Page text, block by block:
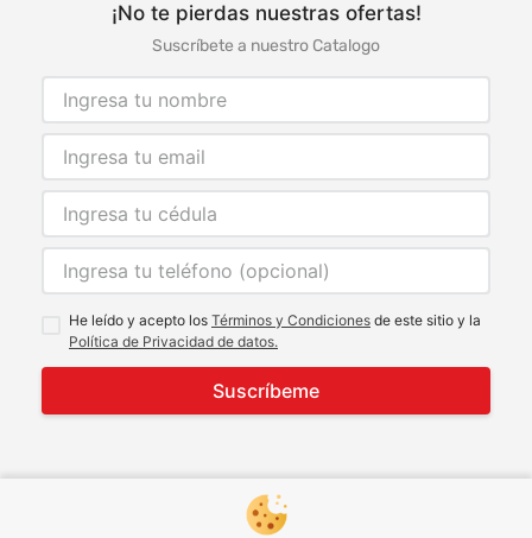
¡No te pierdas nuestras ofertas!
Suscríbete a nuestro Catalogo
He leído y acepto los Términos y Condiciones de este sitio y la
Política de Privacidad de datos.
Suscríbeme
© 2021 Todos los derechos reservados